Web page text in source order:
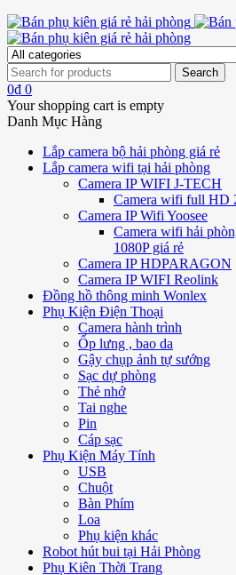
0₫ 0
Your shopping cart is empty
Danh Mục Hàng
Lắp camera bộ hải phòng giá rẻ
Lắp camera wifi tại hải phòng
Camera IP WIFI J-TECH
Camera wifi full HD
Camera IP Wifi Yoosee
Camera wifi hải
1080P giá rẻ
Camera IP HDPARAGON
Camera IP WIFI Reolink
Đồng hồ thông minh Wonlex
Phụ Kiện Điện Thoại
Camera hành trình
Ốp lưng , bao da
Gậy chụp ảnh tự sướng
Sạc dự phòng
Thẻ nhớ
Tai nghe
Pin
Cáp sạc
Phụ Kiện Máy Tính
USB
Chuột
Bàn Phím
Loa
Phụ kiện khác
Robot hút bui tại Hải Phòng
Phụ Kiên Thời Trang